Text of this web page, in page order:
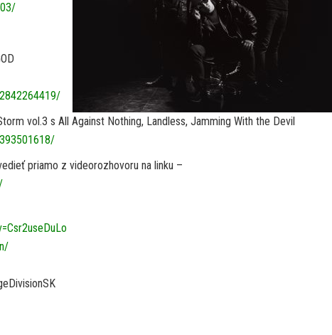
vol.3 s All Against Nothing, Landless, Jamming With the Devil
priamo z videorozhovoru na linku –